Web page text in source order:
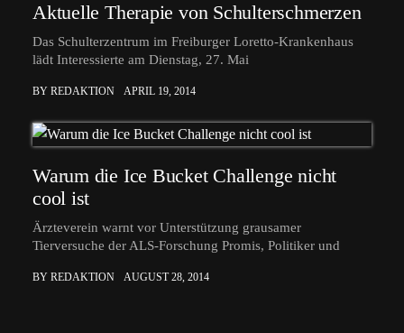
Aktuelle Therapie von Schulterschmerzen
Das Schulterzentrum im Freiburger Loretto-Krankenhaus
lädt Interessierte am Dienstag, 27. Mai
BY REDAKTION APRIL 19, 2014
Warum die Ice Bucket Challenge nicht
cool ist
Ärzteverein warnt vor Unterstützung grausamer
Tierversuche der ALS-Forschung Promis, Politiker und
BY REDAKTION AUGUST 28, 2014